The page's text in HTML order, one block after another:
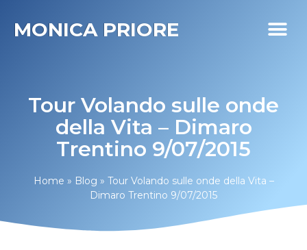
MONICA PRIORE
Tour Volando sulle onde
della Vita – Dimaro
Trentino 9/07/2015
Home » Blog » Tour Volando sulle onde della Vita –
Dimaro Trentino 9/07/2015